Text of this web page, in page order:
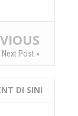
Next Post »
DI SINI